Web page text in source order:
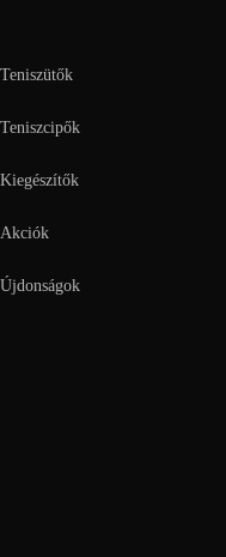
Teniszütők
Teniszcipők
Kiegészítők
Akciók
Újdonságok